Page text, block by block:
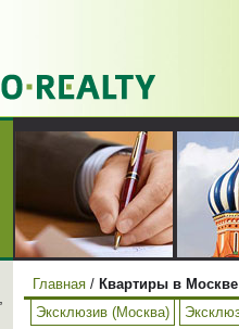
Главная / Квартиры в
Эксклюзив (Москва)